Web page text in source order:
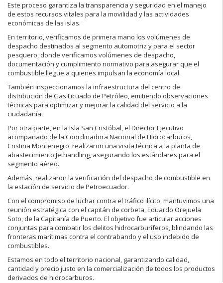
Este proceso garantiza la transparencia y seguridad en el manejo
de estos recursos vitales para la movilidad y las actividades
económicas de las islas.
En territorio, verificamos de primera mano los volúmenes de
despacho destinados al segmento automotriz y para el sector
pesquero, donde verificamos volúmenes de despacho,
documentación y cumplimiento normativo para asegurar que el
combustible llegue a quienes impulsan la economía local.
También inspeccionamos la infraestructura del centro de
distribución de Gas Licuado de Petróleo, emitiendo observaciones
técnicas para optimizar y mejorar la calidad del servicio a la
ciudadanía.
Por otra parte, en la Isla San Cristóbal, el Director Ejecutivo
acompañado de la Coordinadora Nacional de Hidrocarburos,
Cristina Montenegro, realizaron una visita técnica a la planta de
abastecimiento Jethandling, asegurando los estándares para el
segmento aéreo.
Además, realizaron la verificación del despacho de combustible en
la estación de servicio de Petroecuador.
Con el compromiso de luchar contra el tráfico ilícito, mantuvimos una
reunión estratégica con el capitán de corbeta, Eduardo Orejuela
Soto, de la Capitanía de Puerto. El objetivo fue articular acciones
conjuntas para combatir los delitos hidrocarburíferos, blindando las
fronteras marítimas contra el contrabando y el uso indebido de
combustibles.
Estamos en todo el territorio nacional, garantizando calidad,
cantidad y precio justo en la comercialización de todos los productos
derivados de hidrocarburos.